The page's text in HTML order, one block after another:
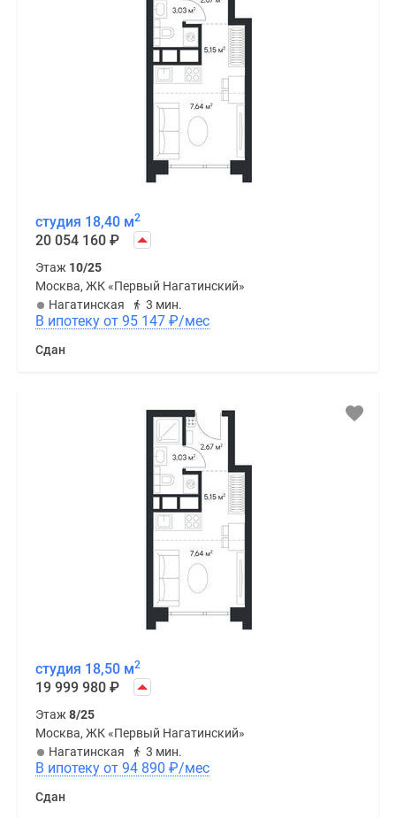
студия 18,40 м2
20 054 160 ₽
Этаж 10/25
Москва, ЖК «Первый Нагатинский»
Нагатинская
3 мин.
В ипотеку от 95 147 ₽/мес
Сдан
студия 18,50 м2
19 999 980 ₽
Этаж8/25
Москва, ЖК «Первый Нагатинский»
Нагатинская
3 мин.
В ипотеку от 94 890 ₽/мес
Сдан